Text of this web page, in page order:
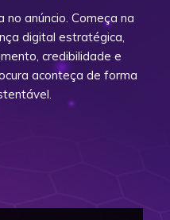
anúncio. Começa na
digital estratégica,
credibilidade e
aconteça de forma